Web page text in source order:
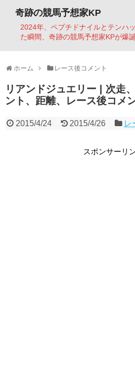
奇跡の競馬予想家KP
2024年、ペプチドナイルとテンハ
た瞬間、奇跡の競馬予想家KPが爆
ホーム レース後コメント
リアンドジュエリー | 次走
ント、距離、レース後コメ
2015/4/24 2015/4/26 レ
スポンサーリ